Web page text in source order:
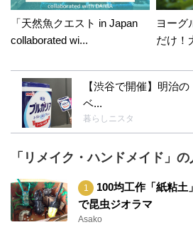
いてました(*^o^*)少し
てみました(^o^) 星だけ
クセサリー でパーツが
残念です！ ジェルネイ
塗り方にはコツがある
から知らないけど 娘
より簡単だし綺麗な状
(^^;;爪が綺麗な人って
れます〜〜(*^o^*) ライ
せ下さいね〜〜(*^o^*)
「天然魚クエスト in Japan
collaborated wi...
ヨーグ
だけ！
【渋谷で開催】明治
ベ...
暮らしニスタ
「リメイク・ハンドメイド」
100均工作「紙粘土
で昆虫ジオラマ
Asako